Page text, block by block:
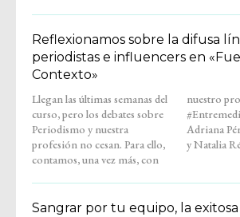
Reflexionamos sobre la difusa
periodistas e influencers en
Contexto»
Llegan las últimas semanas del
curso, pero los debates sobre
Periodismo y nuestra
profesión no cesan. Para ello,
contamos, una vez más, con
nuestro propio podcast de
#Entremedios. Laura Jiménez,
Adriana Pérez, Gisela de Mur
y Natalia
Sangrar por tu equipo, la